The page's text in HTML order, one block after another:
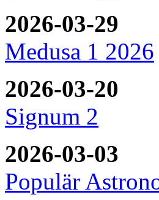
2026-03-29
Medusa 1 2026
2026-03-20
Signum 2
2026-03-03
Populär